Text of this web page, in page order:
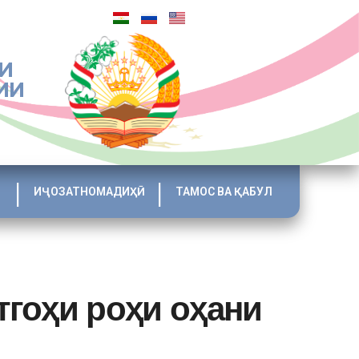
ИҶОЗАТНОМАДИҲӢ ТАМОС ВА ҚАБУЛ
роҳи оҳани